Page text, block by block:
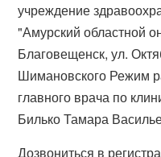
учреждение
"Амурский областной
Благовещенск, ул.
Шимановского Режим
главного врача по
Билько Тамара
Дозвониться в